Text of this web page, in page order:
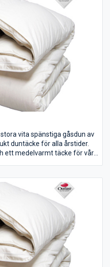
vita spänstiga gåsdun av
duntäcke för alla årstider.
ett medelvarmt täcke för vår